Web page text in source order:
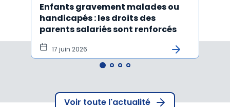
Enfants gravement malades ou
handicapés : les droits des
parents salariés sont renforcés
17 juin 2026
Voir toute l'actualité